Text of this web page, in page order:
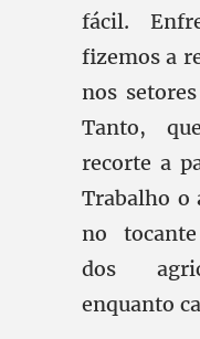
fácil.
fizemos a
nos
Tanto,
recorte a
Trabalho o
no
dos
enquanto